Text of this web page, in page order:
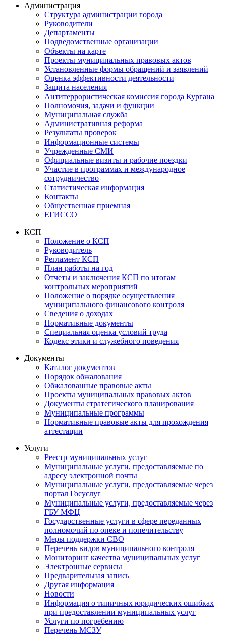
Администрация
Структура администрации города
Руководители
Департаменты
Подведомственные организации
Объекты на карте
Проекты муниципальных правовых актов
Установленные формы обращений и заявлений
Оценка эффективности деятельности
Защита населения
Антитеррористическая комиссия города Кургана
Полномочия, задачи и функции
Муниципальная служба
Административная реформа
Результаты проверок
Информационные системы
Учрежденные СМИ
Официальные визиты и рабочие поездки
Участие в программах и международное
сотрудничество
Статистическая информация
Контакты
Общественная приемная
ЕГИССО
КСП
Положение о КСП
Руководитель
Регламент КСП
План работы на год
Отчеты и заключения КСП по итогам
контрольных мероприятий
Положение о порядке осуществления
муниципального финансового контроля
Сведения о доходах
Нормативные документы
Специальная оценка условий труда
Кодекс этики и служебного поведения
Документы
Каталог документов
Порядок обжалования
Обжалованные правовые акты
Проекты муниципальных правовых актов
Документы стратегического планирования
Муниципальные программы
Нормативные правовые акты для прохождения
аттестации
Услуги
Реестр муниципальных услуг
Муниципальные услуги, предоставляемые по
адресу электронной почты
Муниципальные услуги, предоставляемые через
портал Госуслуг
Муниципальные услуги, предоставляемые через
ГБУ МФЦ
Государственные услуги в сфере переданных
полномочий по опеке и попечительству
Меры поддержки СВО
Перечень видов муниципального контроля
Мониторинг качества муниципальных услуг
Электронные сервисы
Предварительная запись
Другая информация
Новости
Информация о типичных юридических ошибках
при предоставлении муниципальных услуг
Услуги по погребению
Перечень МСЗУ